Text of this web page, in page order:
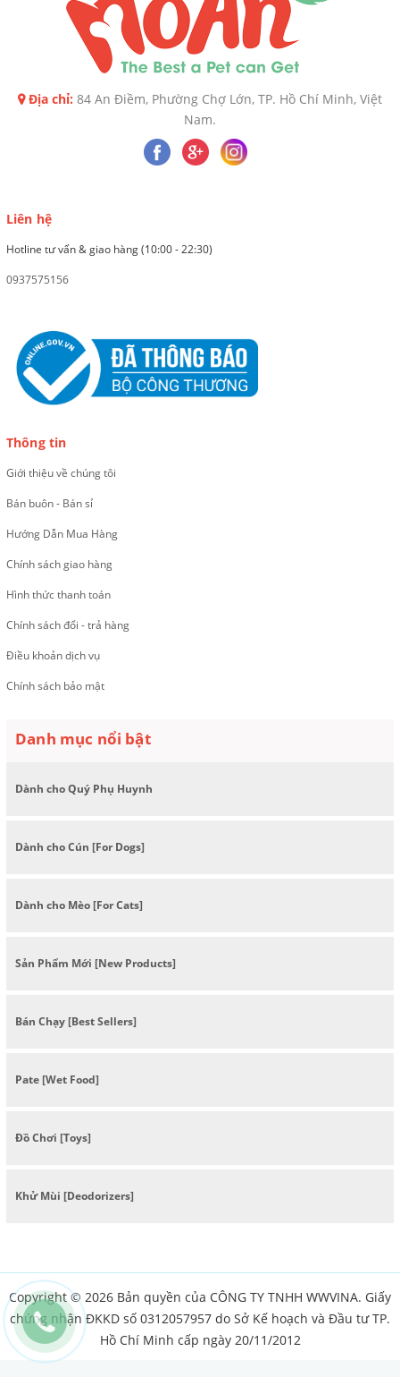
Địa chỉ: 84 An Điềm, Phường Chợ Lớn, TP. Hồ Chí Minh, Việt
Nam.
Liên hệ
Hotline tư vấn & giao hàng (10:00 - 22:30)
0937575156
Thông tin
Giới thiệu về chúng tôi
Bán buôn - Bán sỉ
Hướng Dẫn Mua Hàng
Chính sách giao hàng
Hình thức thanh toán
Chính sách đổi - trả hàng
Điều khoản dịch vụ
Chính sách bảo mật
Danh mục nổi bật
Dành cho Quý Phụ Huynh
Dành cho Cún [For Dogs]
Dành cho Mèo [For Cats]
Sản Phẩm Mới [New Products]
Bán Chạy [Best Sellers]
Pate [Wet Food]
Đồ Chơi [Toys]
Khử Mùi [Deodorizers]
Copyright © 2026 Bản quyền của CÔNG TY TNHH WWVINA. Giấy
chứng nhận ĐKKD số 0312057957 do Sở Kế hoạch và Đầu tư TP.
Hồ Chí Minh cấp ngày 20/11/2012